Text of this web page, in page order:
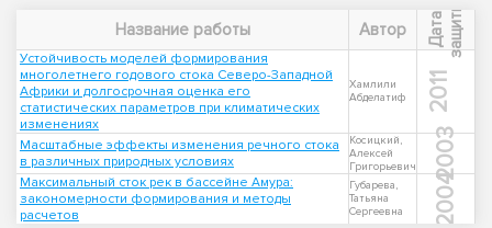
Название работы Автор Д
а
т
а
з
а
щ
и
т ы
Устойчивость моделей формирования
многолетнего годового стока Северо-Западной
Африки и долгосрочная оценка его
статистических параметров при климатических
изменениях
Хамлили
Абделатиф
2011
Масштабные эффекты изменения речного стока
в различных природных условиях
Косицкий,
Алексей
Григорьевич
2003
Максимальный сток рек в бассейне Амура:
закономерности формирования и методы
расчетов
Губарева,
Татьяна
Сергеевна
2004